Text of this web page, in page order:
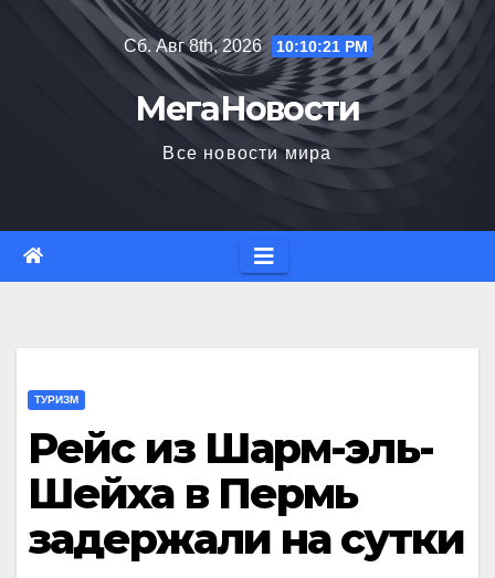
Сб. Авг 8th, 2026 10:10:22 PM
МегаНовости
Все новости мира
ТУРИЗМ
Рейс из Шарм-эль-
Шейха в Пермь
задержали на сутки